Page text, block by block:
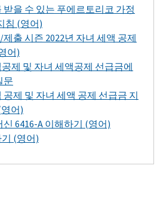
받을 수 있는 푸에르토리코 가정
침 (영어)
출 시즌 2022년 자녀 세액 공제
어)
제 및 자녀 세액공제 선급금에
문
공제 및 자녀 세액 공제 선급금 지
어)
신 6416-A이해하기 (영어)
(영어)